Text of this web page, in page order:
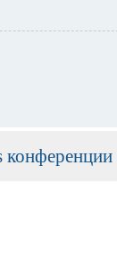
конференции